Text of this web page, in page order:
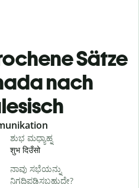
Sätze
nach
ಶುಭ ಮಧ್ಯಾಹ್ನ
शुभ दिउँसो
ನಾವು ಸಭೆಯನ್ನು
ನಿಗದಿಪಡಿಸಬಹುದೇ?